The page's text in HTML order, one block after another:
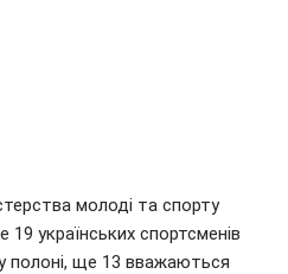
молоді та спорту
українських спортсменів
полоні, ще 13 вважаються